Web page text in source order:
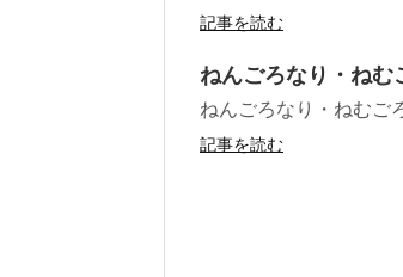
記事を読む
ねんごろなり・ねむ
ねんごろなり・ねむご
記事を読む